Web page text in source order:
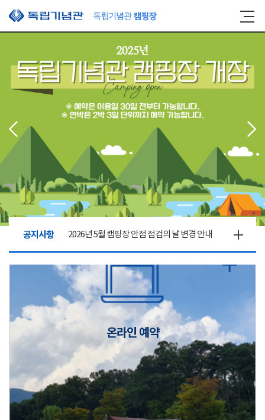
본문 바로가기
공지사항 2026년 5월 캠핑장 안점 점검의 날 변경 안내
캠핑장(9월1일~6일) 미운영 공지
2026년 5월 캠핑장 안점 점검의 날 변경 안내
캠핑장(9월1일~6일) 미운영 공지
온라인 예약